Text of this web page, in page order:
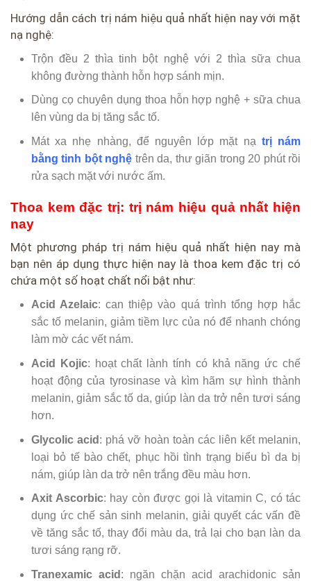
Hướng dẫn cách trị nám hiệu quả nhất hiện nay với mặt
nạ nghệ:
Trộn đều 2 thìa tinh bột nghệ với 2 thìa sữa chua
không đường thành hỗn hợp sánh mịn.
Dùng cọ chuyên dụng thoa hỗn hợp nghệ + sữa chua
lên vùng da bị tăng sắc tố.
Mát xa nhẹ nhàng, để nguyên lớp mặt nạ trị nám
bằng tinh bột nghệ trên da, thư giãn trong 20 phút rồi
rửa sạch mặt với nước ấm.
Thoa kem đặc trị: trị nám hiệu quả nhất hiện
nay
Một phương pháp trị nám hiệu quả nhất hiện nay mà
bạn nên áp dụng thực hiện nay là thoa kem đặc trị có
chứa một số hoạt chất nổi bật như:
Acid Azelaic: can thiệp vào quá trình tổng hợp hắc
sắc tố melanin, giảm tiềm lực của nó để nhanh chóng
làm mờ các vết nám.
Acid Kojic: hoạt chất lành tính có khả năng ức chế
hoạt động của tyrosinase và kìm hãm sự hình thành
melanin, giảm sắc tố da, giúp làn da trở nên tươi sáng
hơn.
Glycolic acid : phá vỡ hoàn toàn các liên kết melanin,
loại bỏ tế bào chết, phục hồi tình trạng biểu bì da bị
nám, giúp làn da trở nên trắng đều màu hơn.
Axit Ascorbic: hay còn được gọi là vitamin C, có tác
dụng ức chế sản sinh melanin, giải quyết các vấn đề
về tăng sắc tố, thay đổi màu da, trả lại cho bạn làn da
tươi sáng rạng rỡ.
Tranexamic acid : ngăn chặn acid arachidonic sản